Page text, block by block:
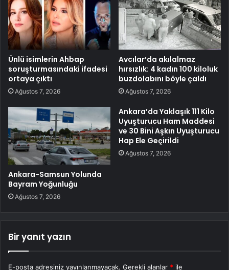
Ünlü isimlerin Ahbap
soruşturmasındaki ifadesi
ortaya çıktı
Ağustos 7, 2026
Avcılar’da akılalmaz
hırsızlık: 4 kadın 100 kiloluk
buzdolabını böyle çaldı
Ağustos 7, 2026
Ankara-Samsun Yolunda
Bayram Yoğunluğu
Ağustos 7, 2026
Ankara’da Yaklaşık 111 Kilo
Uyuşturucu Ham Maddesi
ve 30 Bini Aşkın Uyuşturucu
Hap Ele Geçirildi
Ağustos 7, 2026
Bir yanıt yazın
E-posta adresiniz yayınlanmayacak. Gerekli alanlar * ile